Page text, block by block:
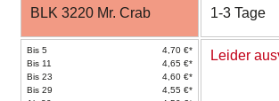
BLK 3220 Mr. Crab 1-3 Tage
Bis 5
4,70 €*
Bis 11
4,65 €*
Bis 23
4,60 €*
Bis 29
4,55 €*
Leider